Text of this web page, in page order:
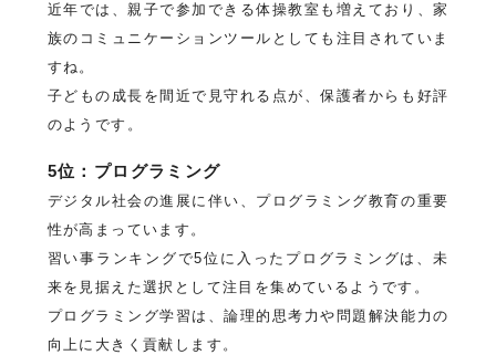
近年では、親子で参加できる体操教室も増えており、家
族のコミュニケーションツールとしても注目されていま
すね。
子どもの成長を間近で見守れる点が、保護者からも好評
のようです。
5位：プログラミング
デジタル社会の進展に伴い、プログラミング教育の重要
性が高まっています。
習い事ランキングで5位に入ったプログラミングは、未
来を見据えた選択として注目を集めているようです。
プログラミング学習は、論理的思考力や問題解決能力の
向上に大きく貢献します。